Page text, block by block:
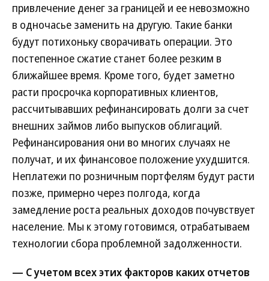
привлечение денег за границей и ее невозможно
в одночасье заменить на другую. Такие банки
будут потихоньку сворачивать операции. Это
постепенное сжатие станет более резким в
ближайшее время. Кроме того, будет заметно
расти просрочка корпоративных клиентов,
рассчитывавших рефинансировать долги за счет
внешних займов либо выпусков облигаций.
Рефинансирования они во многих случаях не
получат, и их финансовое положение ухудшится.
Неплатежи по розничным портфелям будут расти
позже, примерно через полгода, когда
замедление роста реальных доходов почувствует
население. Мы к этому готовимся, отрабатываем
технологии сбора проблемной задолженности.
— С учетом всех этих факторов каких отчетов